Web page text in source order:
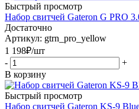
Быстрый просмотр
Набор свитчей Gateron G PRO
Достаточно
Артикул: gtrn_pro_yellow
1 198₽/шт
-
+
В корзину
Быстрый просмотр
Набор свитчей Gateron KS-9